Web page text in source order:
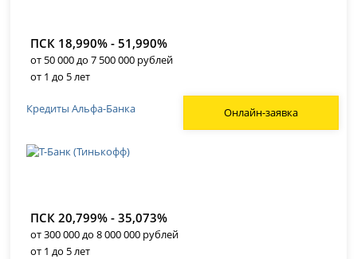
ПСК 18,990% - 51,990%
от 50 000 до 7 500 000 рублей
от 1 до 5 лет
Онлайн-заявка
Кредиты Альфа-Банка
ПСК 20,799% - 35,073%
от 300 000 до 8 000 000 рублей
от 1 до 5 лет